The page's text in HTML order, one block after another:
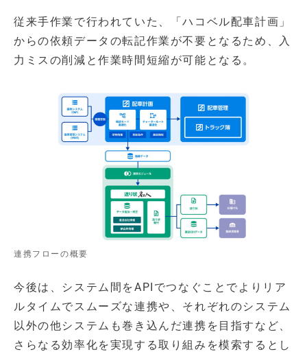
従来手作業で行われていた、「ハコベル配車計画」
からの依頼データの転記作業が不要となるため、入
力ミスの削減と作業時間短縮が可能となる。
連携フローの概要
今後は、システム間をAPIでつなぐことでよりリア
ルタイムでスムーズな連携や、それぞれのシステム
以外の他システムも巻き込んだ連携を目指すなど、
さらなる効率化を実現する取り組みを模索するとし